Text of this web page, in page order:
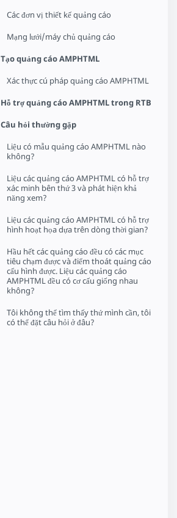
Các đơn vị thiết kế quảng cáo
Mạng lưới/máy chủ quảng cáo
Tạo quảng cáo AMPHTML
Xác thực cú pháp quảng cáo AMPHTML
Hỗ trợ quảng cáo AMPHTML trong RTB
Câu hỏi thường gặp
Liệu có mẫu quảng cáo AMPHTML nào
không?
Liệu các quảng cáo AMPHTML có hỗ trợ
xác minh bên thứ 3 và phát hiện khả
năng xem?
Liệu các quảng cáo AMPHTML có hỗ trợ
hình hoạt họa dựa trên dòng thời gian?
Hầu hết các quảng cáo đều có các mục
tiêu chạm được và điểm thoát quảng cáo
cấu hình được. Liệu các quảng cáo
AMPHTML đều có cơ cấu giống nhau
không?
Tôi không thể tìm thấy thứ mình cần, tôi
có thể đặt câu hỏi ở đâu?